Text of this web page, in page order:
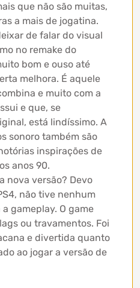
que não são muitas,
a mais de jogatina.
de falar do visual
no remake do
bom e ouso até
melhora. É aquele
e muito com a
e que, se
está lindíssimo. A
sonoro também são
inspirações de
anos 90.
nova versão? Devo
não tive nenhum
gameplay. O game
ou travamentos. Foi
e divertida quanto
ao jogar a versão de